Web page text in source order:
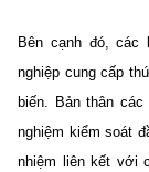
Bên cạnh đó, các
nghiệp cung cấp
biến. Bản thân các
nghiệm kiểm soát
nhiệm liên kết với